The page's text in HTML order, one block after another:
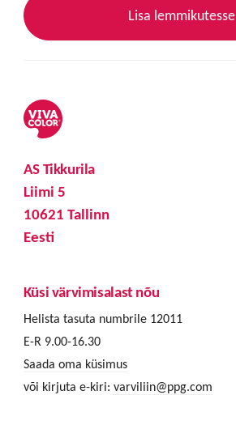
Lisa lemmikutesse
AS Tikkurila
Liimi 5
10621 Tallinn
Eesti
Küsi värvimisalast nõu
Helista tasuta numbrile 12011
E-R 9.00-16.30
Saada oma küsimus
või kirjuta e-kiri: varviliin@ppg.com